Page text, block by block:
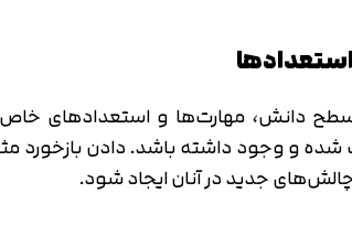
دانش، مهارت‌ها و استعدادهای خاص
و وجود داشته باشد. دادن بازخورد
چالش‌های جدید در آنان ایجاد شود.